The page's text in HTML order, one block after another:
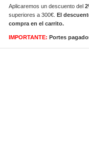
Aplicaremos un descuento del
superiores a 300€.El
compra en el carrito.
IMPORTANTE: Portes